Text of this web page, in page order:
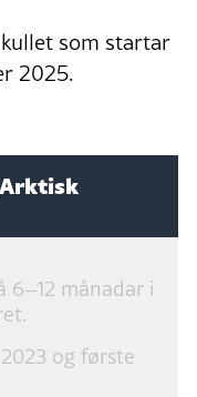
som startar
2025.
månadar i
og første